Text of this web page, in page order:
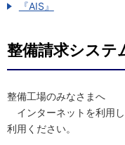
『AIS』
整備請求システ
整備工場のみなさまへ
インターネットを利用
利用ください。